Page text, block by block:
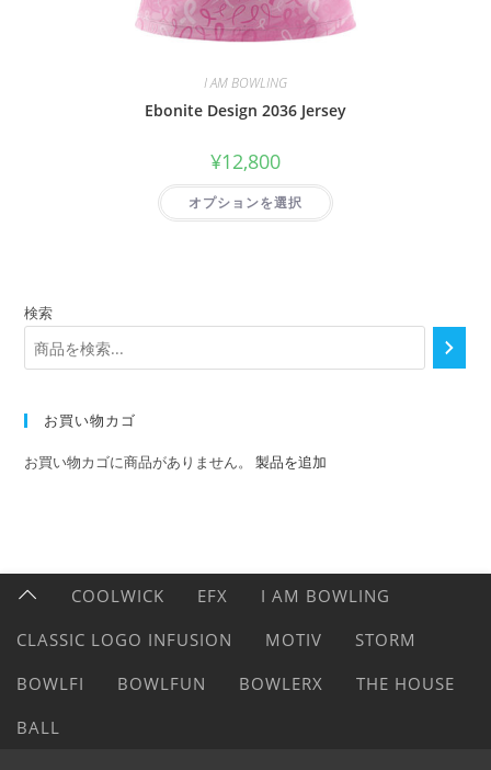
I AM BOWLING
Ebonite Design 2036 Jersey
¥12,800
オプションを選択
検索
お買い物カゴ
お買い物カゴに商品がありません。製品を追加
COOLWICK EFX
I AM BOWLING
CLASSIC LOGO INFUSION
MOTIV
STORM
BOWLFI
BOWLFUN BOWLERX
THE HOUSE
BALL